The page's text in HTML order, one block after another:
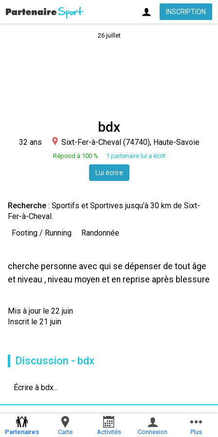
INSCRIPTION
26 juillet
bdx
32 ans Sixt-Fer-à-Cheval (74740), Haute-Savoie
Répond à 100 % 1 partenaire lui a écrit
Lui écrire
Recherche : Sportifs et Sportives jusqu'à 30 km de Sixt-
Fer-à-Cheval.
Footing / Running
Randonnée
cherche personne avec qui se dépenser de tout âge
et niveau , niveau moyen et en reprise après blessure
Mis à jour le 22 juin
Inscrit le 21 juin
Discussion - bdx
Écrire à bdx...
Partenaires Carte Activités Connexion Plus